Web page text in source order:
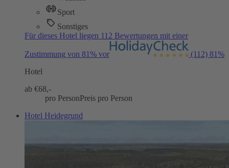
Sport
Sonstiges
Für dieses Hotel liegen 112 Bewertungen mit einer
Zustimmung von 81% vor (112) 81%
Hotel
ab €68,-
pro PersonPreis pro Person
Hotel Heidegrund